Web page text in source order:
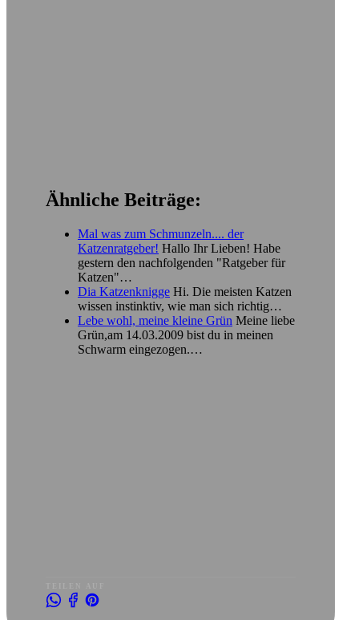
Ähnliche Beiträge:
Mal was zum Schmunzeln.... der
Katzenratgeber! Hallo Ihr Lieben! Habe
gestern den nachfolgenden "Ratgeber für
Katzen"…
Dia Katzenknigge Hi. Die meisten Katzen
wissen instinktiv, wie man sich richtig…
Lebe wohl, meine kleine Grün Meine liebe
Grün,am 14.03.2009 bist du in meinen
Schwarm eingezogen.…